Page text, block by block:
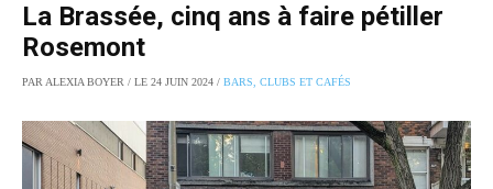
La Brassée, cinq ans à faire pétiller
Rosemont
PAR ALEXIA BOYER / LE 24 JUIN 2024 / BARS, CLUBS ET CAFÉS